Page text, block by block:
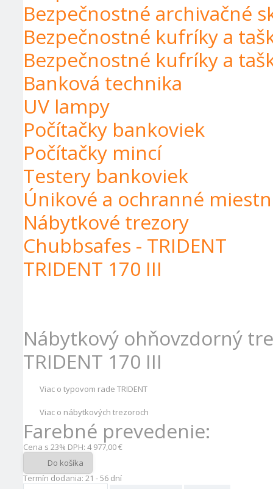
Bezpečnostné archivačné
Bezpečnostné kufríky a
Bezpečnostné kufríky a
Banková technika
UV lampy
Počítačky bankoviek
Počítačky mincí
Testery bankoviek
Únikové a ochranné
Nábytkové trezory
Chubbsafes - TRIDENT
TRIDENT 170 III
Nábytkový ohňovzdorný
TRIDENT 170 III
Viac o typovom rade TRIDENT
Viac o nábytkových trezoroch
Farebné prevedenie:
Cena s 23% DPH: 4 977,00 €
Do košíka
Termín dodania: 21 - 56 dní